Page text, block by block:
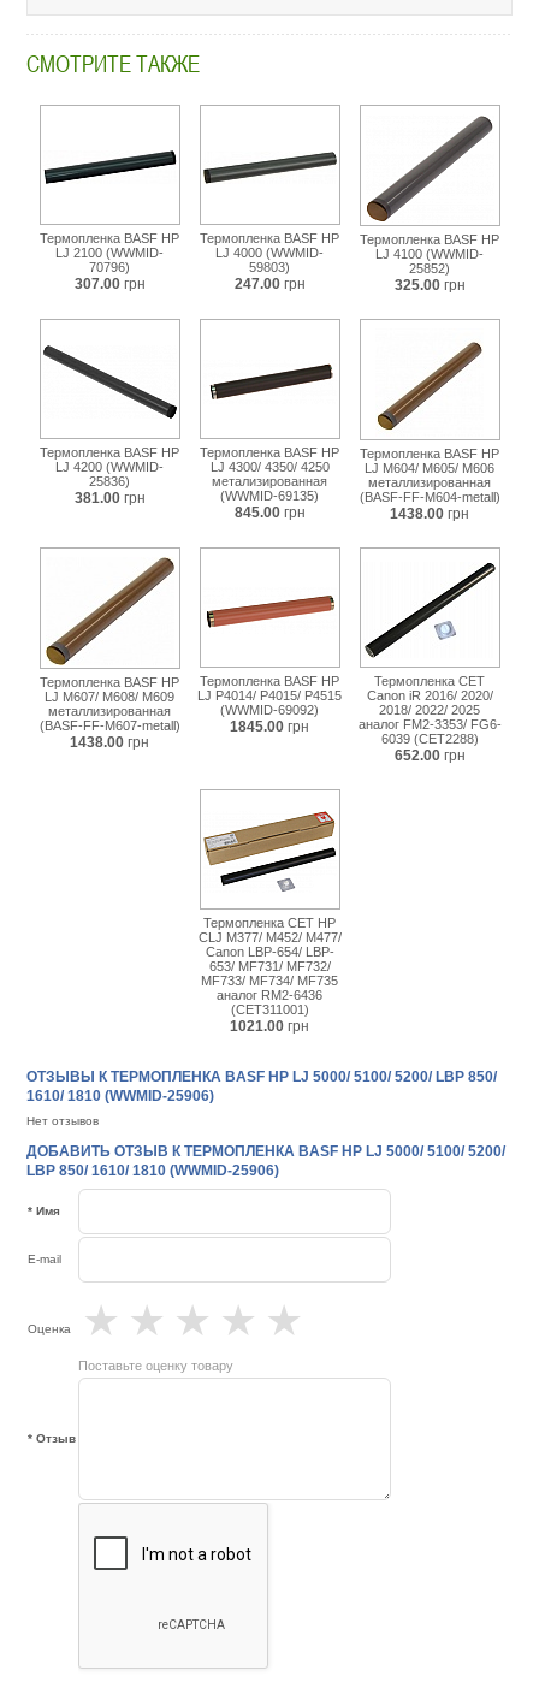
СМОТРИТЕ ТАКЖЕ
Термопленка BASF HP
LJ 2100 (WWMID-
70796)
307.00 грн
Термопленка BASF HP
LJ 4000 (WWMID-
59803)
247.00 грн
Термопленка BASF HP
LJ 4100 (WWMID-
25852)
325.00 грн
Термопленка BASF HP
LJ 4200 (WWMID-
25836)
381.00 грн
Термопленка BASF HP
LJ 4300/ 4350/ 4250
метализированная
(WWMID-69135)
845.00 грн
Термопленка BASF HP
LJ M604/ M605/ M606
металлизированная
(BASF-FF-M604-metall)
1438.00 грн
Термопленка BASF HP
LJ M607/ M608/ M609
металлизированная
(BASF-FF-M607-metall)
1438.00 грн
Термопленка BASF HP
LJ P4014/ P4015/ P4515
(WWMID-69092)
1845.00 грн
Термопленка CET
Canon iR 2016/ 2020/
2018/ 2022/ 2025
аналог FM2-3353/ FG6-
6039 (CET2288)
652.00 грн
Термопленка CET HP
CLJ M377/ M452/ M477/
Canon LBP-654/ LBP-
653/ MF731/ MF732/
MF733/ MF734/ MF735
аналог RM2-6436
(CET311001)
1021.00 грн
ОТЗЫВЫ К ТЕРМОПЛЕНКА BASF HP LJ 5000/ 5100/ 5200/ LBP 850/
1610/ 1810 (WWMID-25906)
Нет отзывов
ДОБАВИТЬ ОТЗЫВ К ТЕРМОПЛЕНКА BASF HP LJ 5000/ 5100/ 5200/
LBP 850/ 1610/ 1810 (WWMID-25906)
* Имя
E-mail
Оценка ★
★
★
★
★
Поставьте оценку товару
* Отзыв